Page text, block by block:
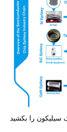
سیلیکون را بکشید